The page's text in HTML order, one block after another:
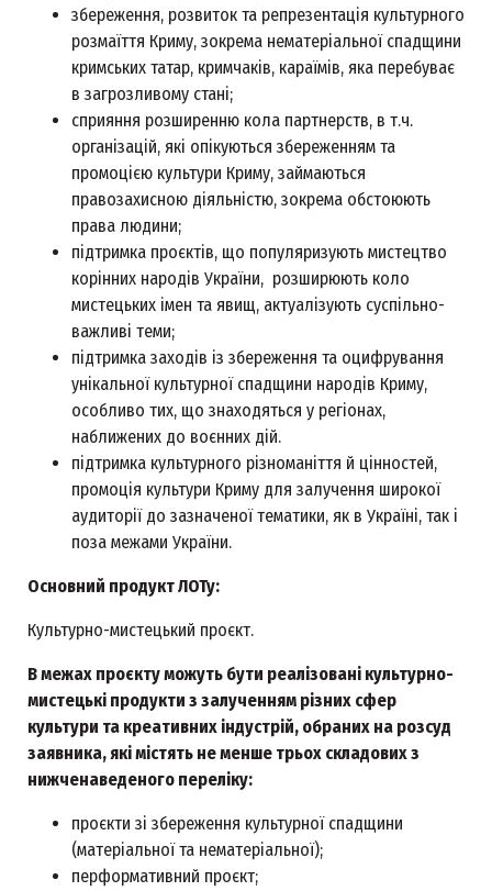
збереження, розвиток та репрезентація культурного
розмаїття Криму, зокрема нематеріальної спадщини
кримських татар, кримчаків, караїмів, яка перебуває
в загрозливому стані;
сприяння розширенню кола партнерств, в т.ч.
організацій, які опікуються збереженням та
промоцією культури Криму, займаються
правозахисною діяльністю, зокрема обстоюють
права людини;
підтримка проєктів, що популяризують мистецтво
корінних народів України, розширюють коло
мистецьких імен та явищ, актуалізують суспільно-
важливі теми;
підтримка заходів із збереження та оцифрування
унікальної культурної спадщини народів Криму,
особливо тих, що знаходяться у регіонах,
наближених до воєнних дій.
підтримка культурного різноманіття й цінностей,
промоція культури Криму для залучення широкої
аудиторії до зазначеної тематики, як в Україні, так і
поза межами України.
Основний продукт ЛОТу:
Культурно-мистецький проєкт.
В межах проєкту можуть бути реалізовані культурно-
мистецькі продукти з залученням різних сфер
культури та креативних індустрій, обраних на розсуд
заявника, які містять не менше трьох складових з
нижченаведеного переліку:
проєкти зі збереження культурної спадщини
(матеріальної та нематеріальної);
перформативний проєкт;